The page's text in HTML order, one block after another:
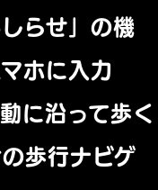
らせ」の機
ホに入力
に沿って歩く
歩行ナビゲ